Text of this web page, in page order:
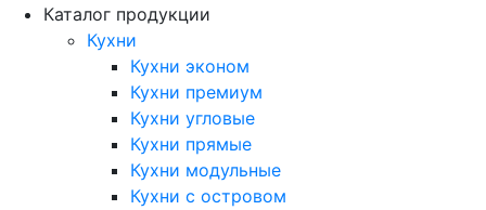
Каталог продукции
Кухни
Кухни эконом
Кухни премиум
Кухни угловые
Кухни прямые
Кухни модульные
Кухни с островом